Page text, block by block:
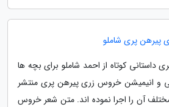
پیرهن پری شاملو
کوتاه از احمد شاملو برای بچه ها
انیمیشن خروس زری پیرهن پری منتشر
آن را اجرا نموده اند. متن شعر خروس